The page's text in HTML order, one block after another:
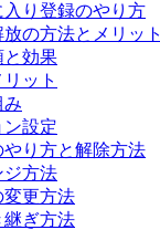
り登録のやり方
の方法とメリット
と効果
ット
み
ン設定
やり方と解除方法
ジ方法
変更方法
継ぎ方法